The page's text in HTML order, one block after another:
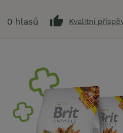
0 hlasů Kvalitní